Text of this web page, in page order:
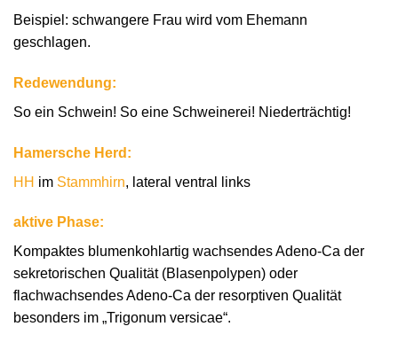
Beispiel: schwangere Frau wird vom Ehemann
geschlagen.
Redewendung:
So ein Schwein! So eine Schweinerei! Niederträchtig!
Hamersche Herd:
HH im Stammhirn, lateral ventral links
aktive Phase:
Kompaktes blumenkohlartig wachsendes Adeno-Ca der
sekretorischen Qualität (Blasenpolypen) oder
flachwachsendes Adeno-Ca der resorptiven Qualität
besonders im „Trigonum versicae“.